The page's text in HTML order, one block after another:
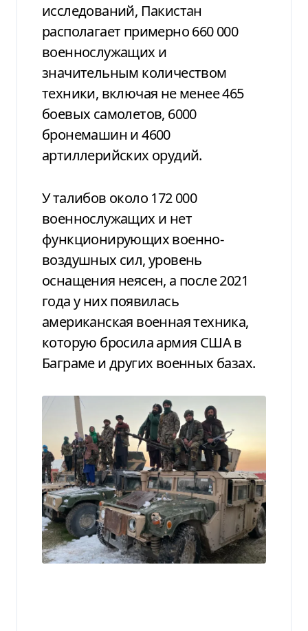
исследований, Пакистан
располагает примерно 660 000
военнослужащих и
значительным количеством
техники, включая не менее 465
боевых самолетов, 6000
бронемашин и 4600
артиллерийских орудий.
У талибов около 172 000
военнослужащих и нет
функционирующих военно-
воздушных сил, уровень
оснащения неясен, а после 2021
года у них появилась
американская военная техника,
которую бросила армия США в
Баграме и других военных базах.